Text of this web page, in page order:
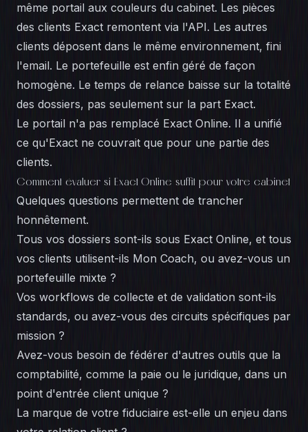
même portail aux couleurs du cabinet. Les pièces
des clients Exact remontent via l'API. Les autres
clients déposent dans le même environnement, fini
l'email. Le portefeuille est enfin géré de façon
homogène. Le temps de relance baisse sur la totalité
des dossiers, pas seulement sur la part Exact.
Le portail n'a pas remplacé Exact Online. Il a unifié
ce qu'Exact ne couvrait que pour une partie des
clients.
Comment évaluer si Exact Online suffit pour votre cabinet
Quelques questions permettent de trancher
honnêtement.
Tous vos dossiers sont-ils sous Exact Online, et tous
vos clients utilisent-ils Mon Coach, ou avez-vous un
portefeuille mixte ?
Vos workflows de collecte et de validation sont-ils
standards, ou avez-vous des circuits spécifiques par
mission ?
Avez-vous besoin de fédérer d'autres outils que la
comptabilité, comme la paie ou le juridique, dans un
point d'entrée client unique ?
La marque de votre fiduciaire est-elle un enjeu dans